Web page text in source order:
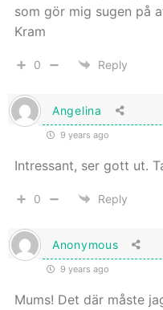
som gör mig sugen på
Kram
0 Reply
Angelina
9 years ago
Intressant, ser gott ut.
0 Reply
Anonymous
9 years ago
Mums! Det där måste